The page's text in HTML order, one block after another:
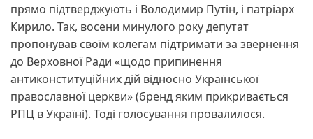
прямо підтверджують і Володимир Путін, і патріарх
Кирило. Так, восени минулого року депутат
пропонував своїм колегам підтримати за звернення
до Верховної Ради «щодо припинення
антиконституційних дій відносно Української
православної церкви» (бренд яким прикривається
РПЦ в Україні). Тоді голосування провалилося.